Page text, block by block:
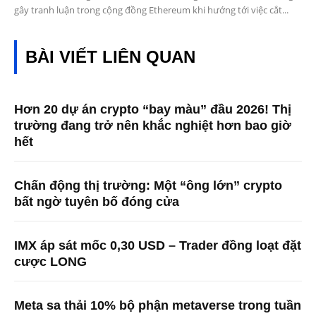
gây tranh luận trong cộng đồng Ethereum khi hướng tới việc cắt...
BÀI VIẾT LIÊN QUAN
Hơn 20 dự án crypto “bay màu” đầu 2026! Thị
trường đang trở nên khắc nghiệt hơn bao giờ
hết
Chấn động thị trường: Một “ông lớn” crypto
bất ngờ tuyên bố đóng cửa
IMX áp sát mốc 0,30 USD – Trader đồng loạt đặt
cược LONG
Meta sa thải 10% bộ phận metaverse trong tuần